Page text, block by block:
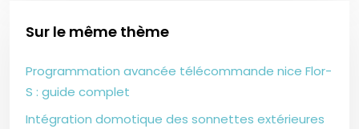
Sur le même thème
Programmation avancée télécommande nice Flor-
S : guide complet
Intégration domotique des sonnettes extérieures